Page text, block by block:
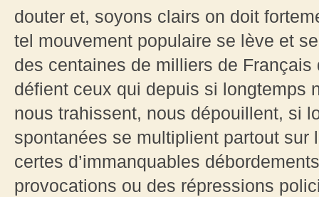
douter et, soyons clairs on doit
tel mouvement populaire se lève et
des centaines de milliers de
défient ceux qui depuis si longtemps
nous trahissent, nous dépouillent, si
spontanées se multiplient partout sur
certes d’immanquables
provocations ou des répressions